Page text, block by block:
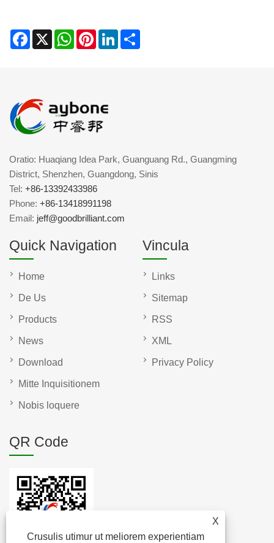
Facebook
X WhatsAppPinterestLinkedIn
X
Crusulis utimur ut meliorem experientiam
Oratio: Huaqiang Idea Park, Guanguang Rd., Guangming
District, Shenzhen, Guangdong, Sinis
Tel: +86-13392433986
Phone: +86-13418991198
Email: jeff@goodbrilliant.com
Quick Navigation
Home
De Us
Products
News
Download
Mitte Inquisitionem
Nobis loquere
Vincula
Links
Sitemap
RSS
XML
Privacy Policy
QR Code